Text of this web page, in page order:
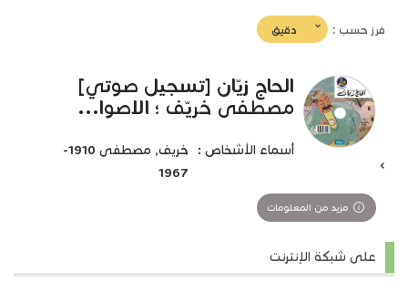
فرز حسب : (imediatدقيق
الحاج زيّان [تسجيل صوتي]
مصطفى خريّف ؛ الاصوا...
أسماء الأشخاص :
خريف, مصطفى 1910-
1967
مزيد من المعلومات
على شبكة الإنترنت